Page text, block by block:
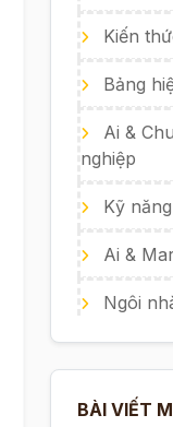
Kiến
Bảng
Ai &
nghiệp
Kỹ
Ai &
Ngôi
BÀI VIẾT